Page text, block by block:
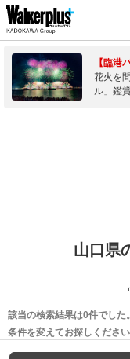
【臨港
花火を
ル」鑑
山口県
該当の検索結果は0件でした。
条件を変えてお探しください